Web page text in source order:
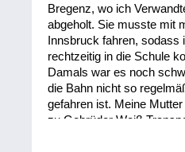
Bregenz, wo ich
abgeholt. Sie musste mit
Innsbruck fahren, sodass
rechtzeitig in die Schule
Damals war es noch
die Bahn nicht so
gefahren ist. Meine
zu Gebrüder Weiß